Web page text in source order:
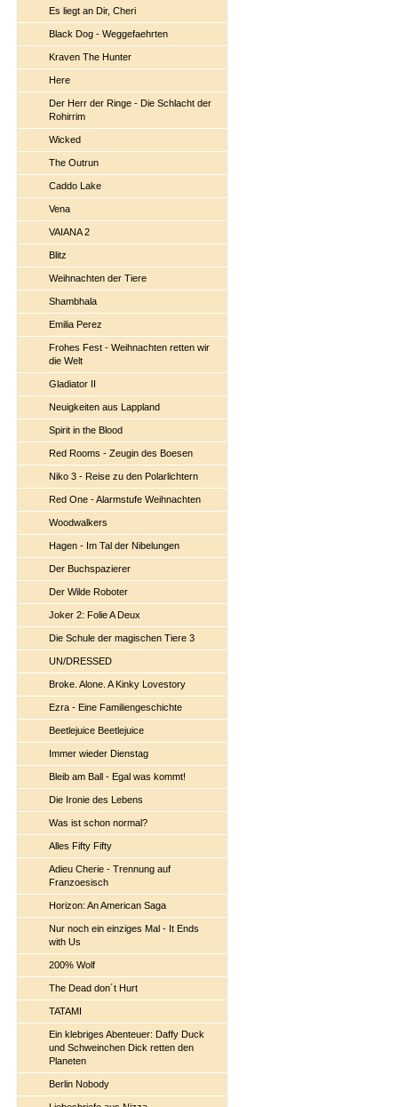
Es liegt an Dir, Cheri
Black Dog - Weggefaehrten
Kraven The Hunter
Here
Der Herr der Ringe - Die Schlacht der
Rohirrim
Wicked
The Outrun
Caddo Lake
Vena
VAIANA 2
Blitz
Weihnachten der Tiere
Shambhala
Emilia Perez
Frohes Fest - Weihnachten retten wir
die Welt
Gladiator II
Neuigkeiten aus Lappland
Spirit in the Blood
Red Rooms - Zeugin des Boesen
Niko 3 - Reise zu den Polarlichtern
Red One - Alarmstufe Weihnachten
Woodwalkers
Hagen - Im Tal der Nibelungen
Der Buchspazierer
Der Wilde Roboter
Joker 2: Folie A Deux
Die Schule der magischen Tiere 3
UN/DRESSED
Broke. Alone. A Kinky Lovestory
Ezra - Eine Familiengeschichte
Beetlejuice Beetlejuice
Immer wieder Dienstag
Bleib am Ball - Egal was kommt!
Die Ironie des Lebens
Was ist schon normal?
Alles Fifty Fifty
Adieu Cherie - Trennung auf
Franzoesisch
Horizon: An American Saga
Nur noch ein einziges Mal - It Ends
with Us
200% Wolf
The Dead don´t Hurt
TATAMI
Ein klebriges Abenteuer: Daffy Duck
und Schweinchen Dick retten den
Planeten
Berlin Nobody